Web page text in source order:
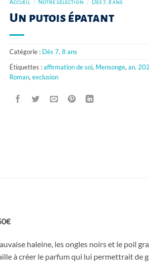
Accueil / Notre sélection / Dès 7, 8 ans
Un putois épatant
Catégorie : Dès 7, 8 ans
Étiquettes :affirmation de soi, Mensonge, an.
Roman, exclusion
haleine, les ongles noirs et le poil
à créer le parfum qui lui permettrait de